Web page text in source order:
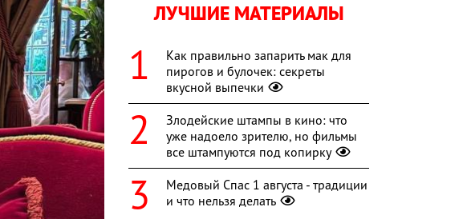
ЛУЧШИЕ МАТЕРИАЛЫ
Как правильно запарить мак для
пирогов и булочек: секреты
вкусной выпечки
Злодейские штампы в кино: что
уже надоело зрителю, но фильмы
все штампуются под копирку
Медовый Спас 1 августа - традиции
и что нельзя делать